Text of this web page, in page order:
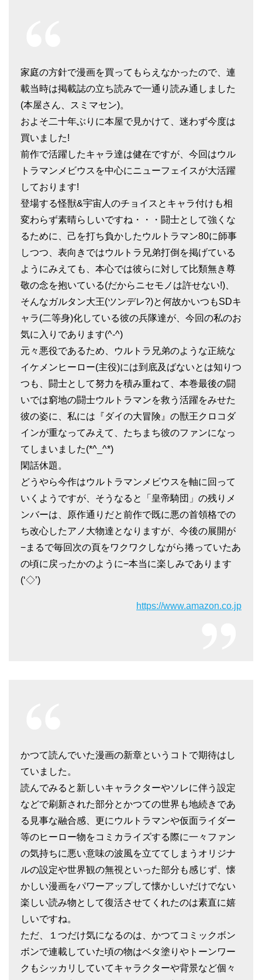
家庭の方針で漫画を買ってもらえなかったので、連
載当時は掲載誌の立ち読みで一通り読み通しました
(本屋さん、スミマセン)。
およそ二十年ぶりに本屋で見かけて、迷わず今度は
買いました!
前作で活躍したキャラ達は健在ですが、今回はウル
トラマンメビウスを中心にニューフェイスが大活躍
しております!
登場する怪獣&宇宙人のチョイスとキャラ付けも相
変わらず素晴らしいですね・・・闘士として強くな
るために、己を打ち負かしたウルトラマン80に師事
しつつ、表向きではウルトラ兄弟打倒を掲げている
ようにみえても、本心では彼らに対して比類無き尊
敬の念を抱いている(だからニセモノは許せない!)、
そんなガルタン大王(ツンデレ?)と何故かいつもSDキ
ャラ(二等身)化している彼の兵隊達が、今回の私のお
気に入りであります(^-^)
元々悪役であるため、ウルトラ兄弟のような正統な
イケメンヒーロー(主役)には到底及ばないとは知りつ
つも、闘士として努力を積み重ねて、本巻最後の闘
いでは窮地の闘士ウルトラマンを救う活躍をみせた
彼の姿に、私には『ダイの大冒険』の獣王クロコダ
インが重なってみえて、たちまち彼のファンになっ
てしまいました(*^_^*)
閑話休題。
どうやら今作はウルトラマンメビウスを軸に回って
いくようですが、そうなると「皇帝騎団」の残りメ
ンバーは、原作通りだと前作で既に悪の首領格での
ち改心したアノ大物達となりますが、今後の展開が
−まるで毎回次の頁をワクワクしながら捲っていたあ
の頃に戻ったかのように−本当に楽しみであります
(‘◇’)ゞ
https://www.amazon.co.jp
かつて読んでいた漫画の新章というコトで期待はし
ていました。
読んでみると新しいキャラクターやソレに伴う設定
などで刷新された部分とかつての世界も地続きであ
る見事な融合感、更にウルトラマンや仮面ライダー
等のヒーロー物をコミカライズする際に一々ファン
の気持ちに悪い意味の波風を立ててしまうオリジナ
ルの設定や世界観の無視といった部分も感じず、懐
かしい漫画をパワーアップして懐かしいだけでない
楽しい読み物として復活させてくれたのは素直に嬉
しいですね。
ただ、１つだけ気になるのは、かつてコミックボン
ボンで連載していた頃の物はベタ塗りやトーンワー
クもシッカリしていてキャラクターや背景など個々